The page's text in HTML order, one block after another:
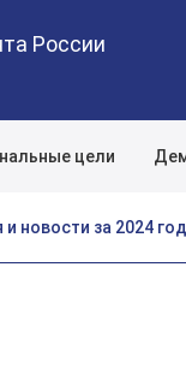
России
цели
новости за 2024 год